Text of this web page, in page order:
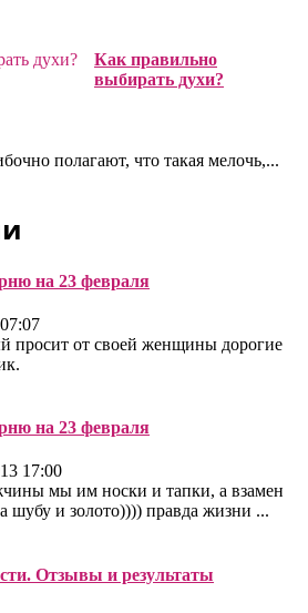
Как правильно
выбирать духи?
полагают, что такая мелочь,...
на 23 февраля
просит от своей женщины дорогие
на 23 февраля
17:00
мы им носки и тапки, а взамен
шубу и золото)))) правда жизни ...
Отзывы и результаты